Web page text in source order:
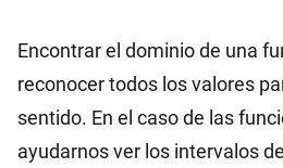
Encontrar el dominio de una
reconocer todos los valores
sentido. En el caso de las
ayudarnos ver los intervalos